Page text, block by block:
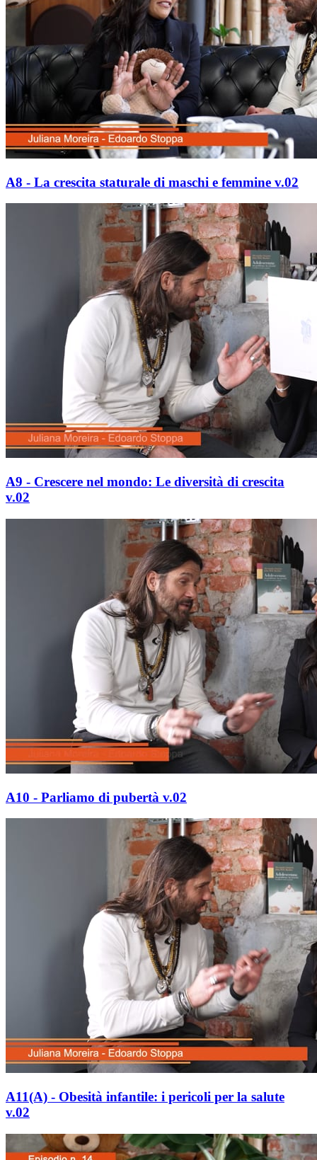
A8 - La crescita staturale di maschi e femmine v.02
A9 - Crescere nel mondo: Le diversità di crescita
v.02
A10 - Parliamo di pubertà v.02
A11(A) - Obesità infantile: i pericoli per la salute
v.02